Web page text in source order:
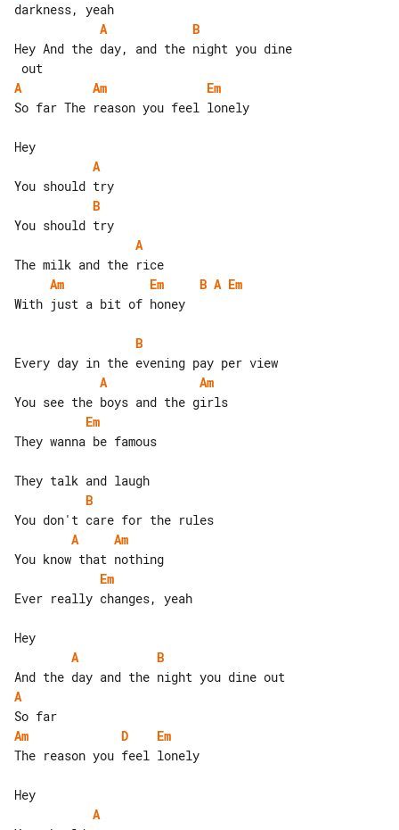
A
B
Hey And the day, and the night you dine
A
Am
Em
So far The reason you feel lonely
A
B
A
Am
Em B A Em
With just a bit of honey
B
A
Am
Em
They wanna be famous
B
A
Am
Em
Ever really changes, yeah
A
B
A
Am
D
Em
The reason you feel lonely
A